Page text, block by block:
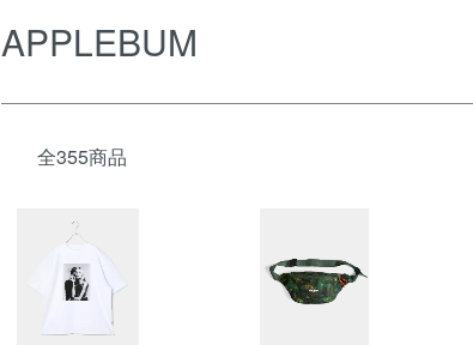
APPLEBUM
全355商品